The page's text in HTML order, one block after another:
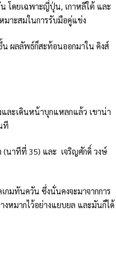
โดยเฉพาะญี่ปุ่น, เกาหลีใต้ และ
าะสมในการรับมือคู่แข่ง
ผลลัพธ์ก็สะท้อนออกมาใน คิงส์
ละเดินหน้าบุกแหลกแล้ว เขาน่า
ที
นาทีที่ 35) และ เจริญศักดิ์ วงษ์
กมทันควัน ซึ่งนั่นคงจะมาจากการ
งหมากไว้อย่างแยบยล และมันก็ได้